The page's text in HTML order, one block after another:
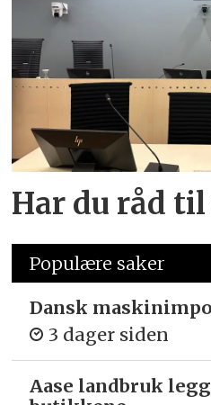
Har du råd
Populære saker
Dansk
3 dager siden
Aase landbruk